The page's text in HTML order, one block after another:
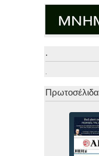
.
.
Πρωτοσέλιδα